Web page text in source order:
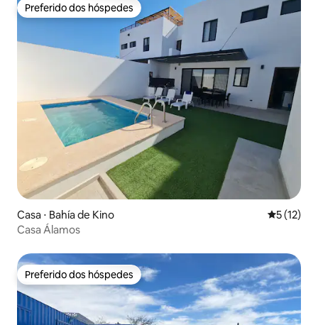
Preferido dos hóspedes
Preferido dos hóspedes
Casa ⋅ Bahía de Kino 5 de uma
5 (12)
Casa Álamos
Preferido dos hóspedes
Preferido dos hóspedes